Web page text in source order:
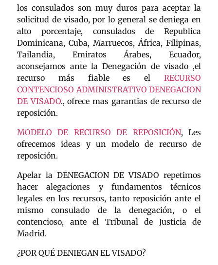
los consulados son muy duros para aceptar la
solicitud de visado, por lo general se deniega en
alto porcentaje, consulados de Republica
Dominicana, Cuba, Marruecos, África, Filipinas,
Tailandia, Emiratos Árabes, Ecuador,
aconsejamos ante la Denegación de visado ,el
recurso más fiable es el RECURSO
CONTENCIOSO ADMINISTRATIVO DENEGACION
DE VISADO., ofrece mas garantias de recurso de
reposición.
MODELO DE RECURSO DE REPOSICIÓN, Les
ofrecemos ideas y un modelo de recurso de
reposición.
Apelar la DENEGACION DE VISADO repetimos
hacer alegaciones y fundamentos técnicos
legales en los recursos, tanto reposición ante el
mismo consulado de la denegación, o el
contencioso, ante el Tribunal de Justicia de
Madrid.
¿POR QUÉ DENIEGAN EL VISADO?